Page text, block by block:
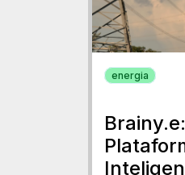
energia
Brainy.e: